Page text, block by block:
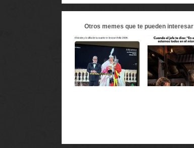
Otros memes que te pueden interesar